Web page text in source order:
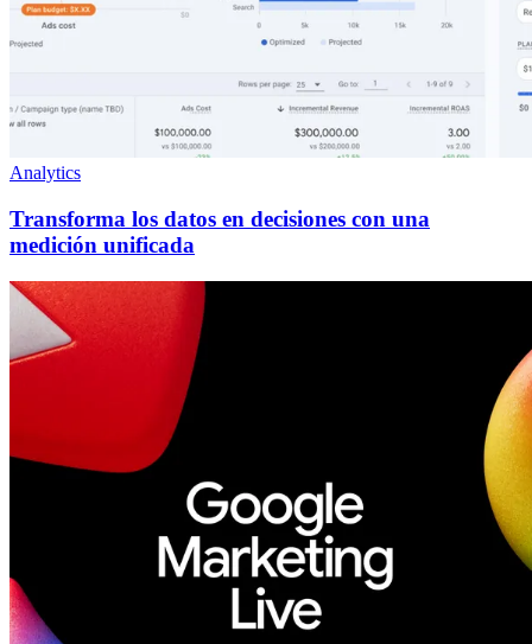
Analytics
Transforma los datos en decisiones con una
medición unificada